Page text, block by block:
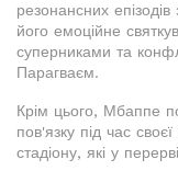
резонансних
його емоційне
суперниками та
Парагваєм.
Крім цього, Мбаппе
пов'язку під час
стадіону, які у